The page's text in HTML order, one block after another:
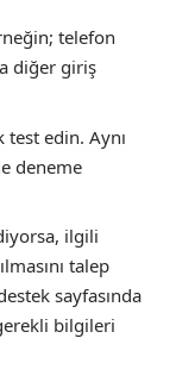
telefon
diğer giriş
test edin. Aynı
deneme
ilgili
talep
sayfasında
bilgileri